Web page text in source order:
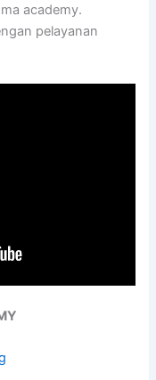
academy.
pelayanan